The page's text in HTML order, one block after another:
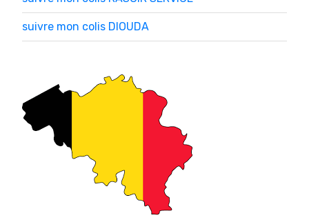
suivre mon colis DIOUDA